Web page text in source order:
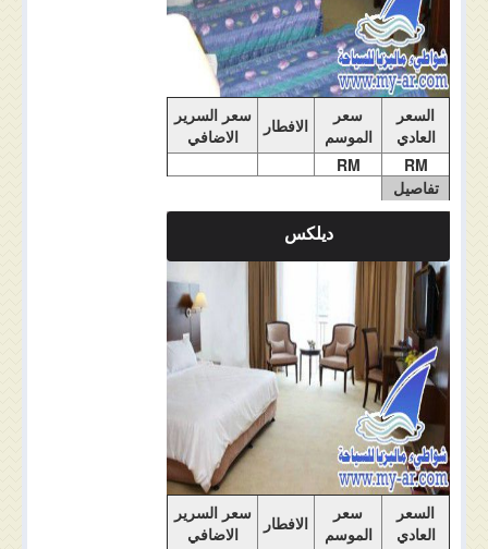
السعر
العادي
سعر
الموسم
الافطار
سعر السرير
الاضافي
RM
RM
تفاصيل
الغرفة
ديلكس
السعر
العادي
سعر
الموسم
الافطار
سعر السرير
الاضافي